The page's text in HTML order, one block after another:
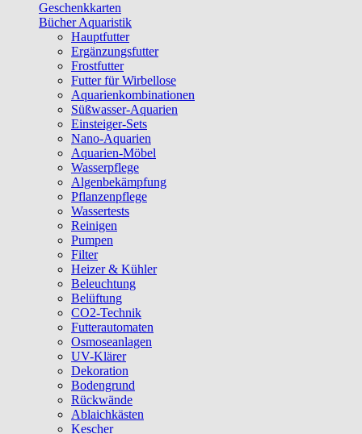
Geschenkkarten
Bücher Aquaristik
Hauptfutter
Ergänzungsfutter
Frostfutter
Futter für Wirbellose
Aquarienkombinationen
Süßwasser-Aquarien
Einsteiger-Sets
Nano-Aquarien
Aquarien-Möbel
Wasserpflege
Algenbekämpfung
Pflanzenpflege
Wassertests
Reinigen
Pumpen
Filter
Heizer & Kühler
Beleuchtung
Belüftung
CO2-Technik
Futterautomaten
Osmoseanlagen
UV-Klärer
Dekoration
Bodengrund
Rückwände
Ablaichkästen
Kescher